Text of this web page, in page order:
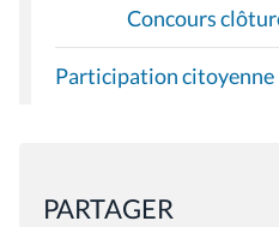
Concours
Participation citoyenne
PARTAGER